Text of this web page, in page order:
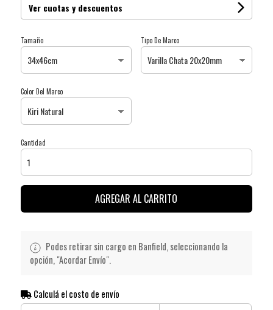
Ver cuotas y descuentos
Tamaño Tipo De Marco
Color Del Marco
Cantidad
AGREGAR AL CARRITO
Podes retirar sin cargo en Banfield, seleccionando la
opción, "Acordar Envío".
Calculá el costo de envío